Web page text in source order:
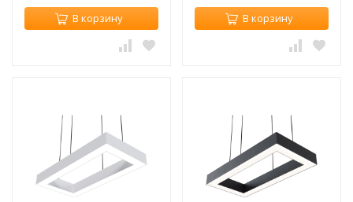
В корзину В корзину